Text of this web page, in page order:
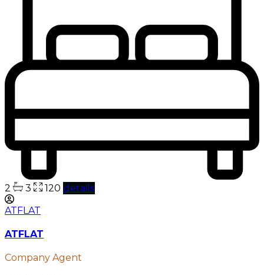
2 3 120 details
ATFLAT
ATFLAT
Company Agent